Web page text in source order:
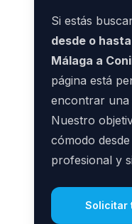
Si estás
desde o
Málaga a
página está
encontrar una
Nuestro
cómodo
profesional y
Solicitar